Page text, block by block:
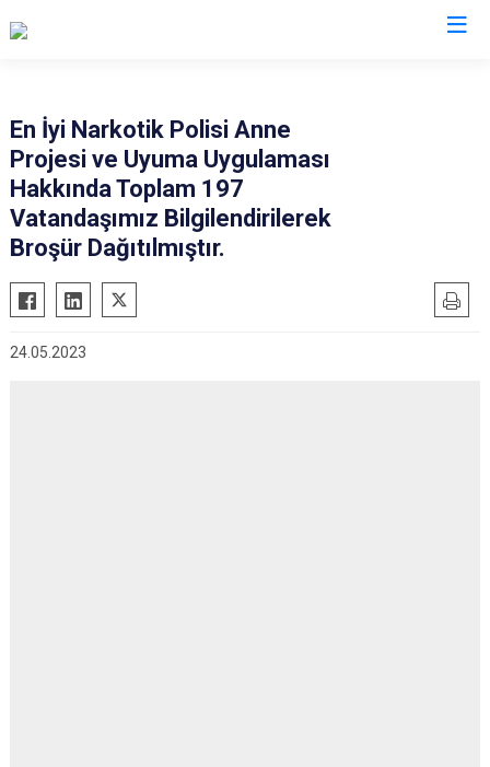
En İyi Narkotik Polisi Anne
Projesi ve Uyuma Uygulaması
Hakkında Toplam 197
Vatandaşımız Bilgilendirilerek
Broşür Dağıtılmıştır.
24.05.2023